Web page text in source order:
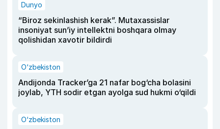
Dunyo
“Biroz sekinlashish kerak”. Mutaxassislar
insoniyat sun’iy intellektni boshqara olmay
qolishidan xavotir bildirdi
O‘zbekiston
Andijonda Tracker’ga 21 nafar bog‘cha bolasini
joylab, YTH sodir etgan ayolga sud hukmi o‘qildi
O‘zbekiston